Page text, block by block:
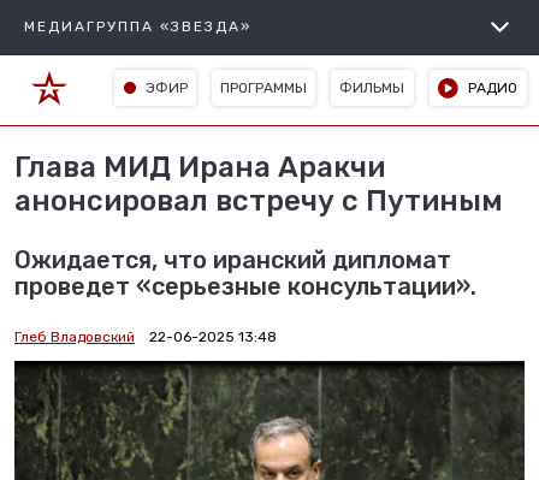
МЕДИАГРУППА «ЗВЕЗДА»
ЭФИР ПРОГРАММЫ ФИЛЬМЫ РАДИО
Глава МИД Ирана Аракчи
анонсировал встречу с Путиным
Ожидается, что иранский дипломат
проведет «серьезные консультации».
Глеб Владовский 22-06-2025 13:48